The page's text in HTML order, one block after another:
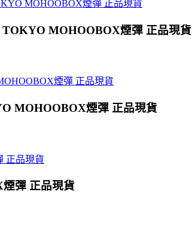
TOKYO MOHOOBOX煙彈 正品現貨
MOHOOBOX煙彈 正品現貨
彈 正品現貨